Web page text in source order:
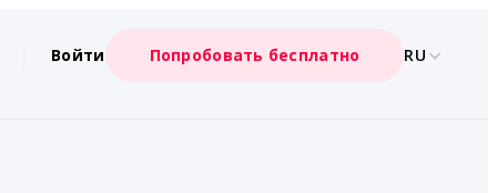
Войти Попробовать бесплатно RU